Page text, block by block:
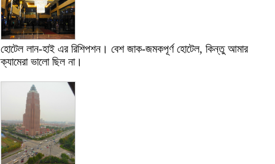
হোটেল লান-হাই এর রিশিপশন। বেশ জাক-জমকপূর্ণ হোটেল, কিন্তু আমার
ক্যামেরা ভালো ছিল না।